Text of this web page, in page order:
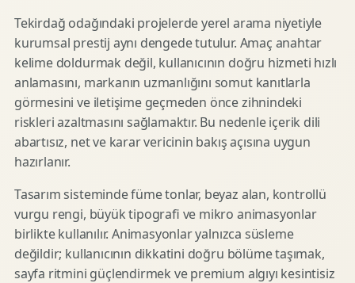
Tekirdağ odağındaki projelerde yerel arama niyetiyle
kurumsal prestij aynı dengede tutulur. Amaç anahtar
kelime doldurmak değil, kullanıcının doğru hizmeti hızlı
anlamasını, markanın uzmanlığını somut kanıtlarla
görmesini ve iletişime geçmeden önce zihnindeki
riskleri azaltmasını sağlamaktır. Bu nedenle içerik dili
abartısız, net ve karar vericinin bakış açısına uygun
hazırlanır.
Tasarım sisteminde füme tonlar, beyaz alan, kontrollü
vurgu rengi, büyük tipografi ve mikro animasyonlar
birlikte kullanılır. Animasyonlar yalnızca süsleme
değildir; kullanıcının dikkatini doğru bölüme taşımak,
sayfa ritmini güçlendirmek ve premium algıyı kesintisiz